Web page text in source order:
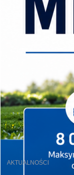
AKTUALNOŚCI